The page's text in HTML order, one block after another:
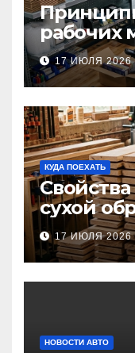
рабочих
и 17 ИЮЛЯ 2026
КУДА ПОЕХАТЬ
сухой
доски в
17 ИЮЛЯ 2026
НОВОСТИ АВТО